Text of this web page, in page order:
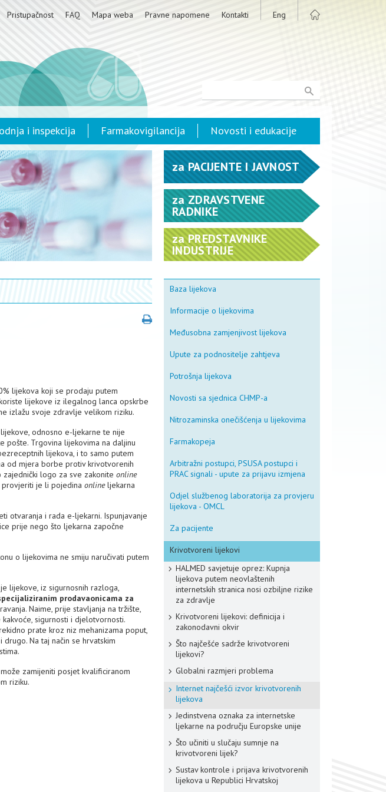
Pristupačnost FAQ Mapa weba Pravne napomene Kontakti Eng
i inspekcija Farmakovigilancija Novosti i edukacije
lijekova koji se prodaju putem
lijekove iz ilegalnog lanca opskrbe
izlažu svoje zdravlje velikom riziku.
odnosno e-ljekarne te nije
pošte. Trgovina lijekovima na daljinu
lijekova, i to samo putem
od mjera borbe protiv krivotvorenih
zajednički logo za sve zakonite online
provjeriti je li pojedina onlineljekarna
otvaranja i rada e-ljekarni. Ispunjavanje
prije nego što ljekarna započne
o lijekovima ne smiju naručivati putem
lijekove, iz sigurnosnih razloga,
prodavaonicama za
Naime, prije stavljanja na tržište,
sigurnosti i djelotvornosti.
prate kroz niz mehanizama poput,
Na taj način se hrvatskim
zamijeniti posjet kvalificiranom
riziku.
za PACIJENTE I JAVNOST
za ZDRAVSTVENE
RADNIKE
zaPREDSTAVNIKE
INDUSTRIJE
Baza lijekova
Informacije o lijekovima
Međusobna zamjenjivost lijekova
Upute za podnositelje zahtjeva
Potrošnja lijekova
Novosti sa sjednica CHMP-a
Nitrozaminska onečišćenja u lijekovima
Farmakopeja
Arbitražni postupci, PSUSA postupci i
PRAC signali - upute za prijavu izmjena
Odjel službenog laboratorija za provjeru
lijekova - OMCL
Za pacijente
Krivotvoreni lijekovi
HALMED savjetuje oprez: Kupnja
lijekova putem neovlaštenih
internetskih stranica nosi ozbiljne rizike
za zdravlje
Krivotvoreni lijekovi: definicija i
zakonodavni okvir
Što najčešće sadrže krivotvoreni
lijekovi?
Globalni razmjeri problema
Internet najčešći izvor krivotvorenih
lijekova
Jedinstvena oznaka za internetske
ljekarne na području Europske unije
Što učiniti u slučaju sumnje na
krivotvoreni lijek?
Sustav kontrole i prijava krivotvorenih
lijekova u Republici Hrvatskoj